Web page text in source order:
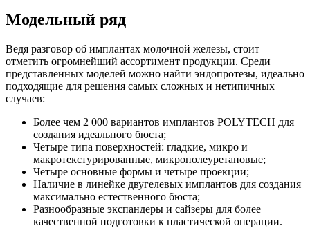
Модельный ряд
Ведя разговор об имплантах молочной железы, стоит
отметить огромнейший ассортимент продукции. Среди
представленных моделей можно найти эндопротезы, идеально
подходящие для решения самых сложных и нетипичных
случаев:
Более чем 2 000 вариантов имплантов POLYTECH для
создания идеального бюста;
Четыре типа поверхностей: гладкие, микро и
макротекстурированные, микрополеуретановые;
Четыре основные формы и четыре проекции;
Наличие в линейке двугелевых имплантов для создания
максимально естественного бюста;
Разнообразные экспандеры и сайзеры для более
качественной подготовки к пластической операции.